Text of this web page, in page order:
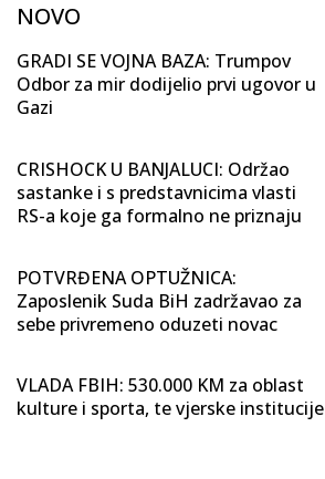
NOVO
GRADI SE VOJNA BAZA: Trumpov
Odbor za mir dodijelio prvi ugovor u
Gazi
CRISHOCK U BANJALUCI: Održao
sastanke i s predstavnicima vlasti
RS-a koje ga formalno ne priznaju
POTVRĐENA OPTUŽNICA:
Zaposlenik Suda BiH zadržavao za
sebe privremeno oduzeti novac
VLADA FBIH: 530.000 KM za oblast
kulture i sporta, te vjerske institucije